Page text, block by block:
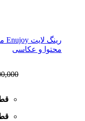
محتوا و عکاسی